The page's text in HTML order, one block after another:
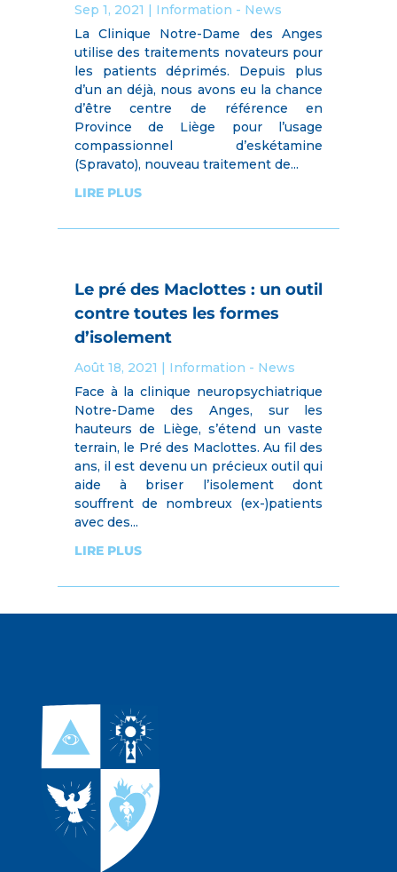
Sep 1, 2021 | Information - News
La Clinique Notre-Dame des Anges
utilise des traitements novateurs pour
les patients déprimés. Depuis plus
d’un an déjà, nous avons eu la chance
d’être centre de référence en
Province de Liège pour l’usage
compassionnel d’eskétamine
(Spravato), nouveau traitement de...
LIRE PLUS
Le pré des Maclottes : un outil
contre toutes les formes
d’isolement
Août 18, 2021
Information - News
Face à la clinique neuropsychiatrique
Notre-Dame des Anges, sur les
hauteurs de Liège, s’étend un vaste
terrain, le Pré des Maclottes. Au fil des
ans, il est devenu un précieux outil qui
aide à briser l’isolement dont
souffrent de nombreux (ex-)patients
avec des...
LIRE PLUS